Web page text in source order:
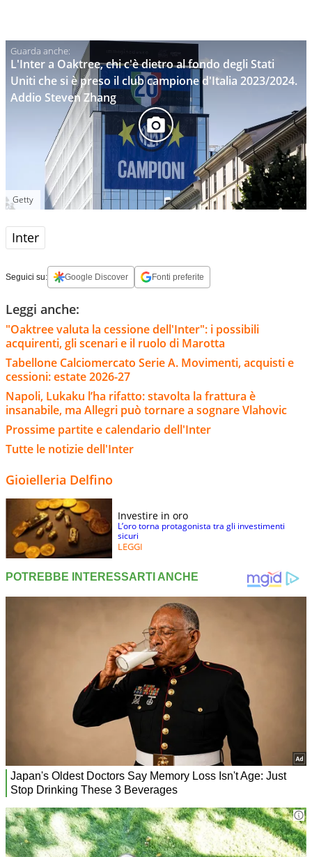
L'Inter a Oaktree, chi c'è dietro al fondo degli Stati
Uniti che si è preso il club campione d'Italia 2023/2024.
Addio Steven Zhang
Getty
Inter
Seguici su: Google Discover Fonti preferite
Leggi anche:
"Oaktree valuta la cessione dell'Inter": i possibili
acquirenti, gli scenari e il ruolo di Marotta
Tabellone Calciomercato Serie A. Movimenti, acquisti e
cessioni: estate 2026-27
Napoli, Lukaku l’ha rifatto: stavolta la frattura è
insanabile, ma Allegri può tornare a sognare Vlahovic
Prossime partite e calendario dell'Inter
Tutte le notizie dell'Inter
Gioielleria Delfino
Investire in oro
L’oro torna protagonista tra gli investimenti
sicuri
LEGGI